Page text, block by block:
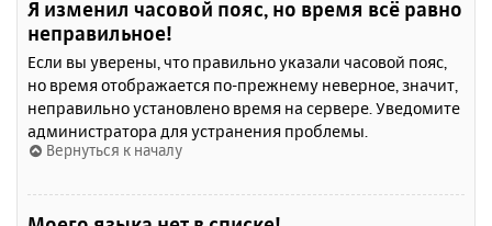
Я изменил часовой пояс, но время всё равно
неправильное!
Если вы уверены, что правильно указали часовой пояс,
но время отображается по-прежнему неверное, значит,
неправильно установлено время на сервере. Уведомите
администратора для устранения проблемы.
Вернуться к началу